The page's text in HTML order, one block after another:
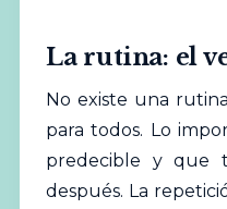
La rutina: el
No existe una
para todos. Lo
predecible y que
después. La